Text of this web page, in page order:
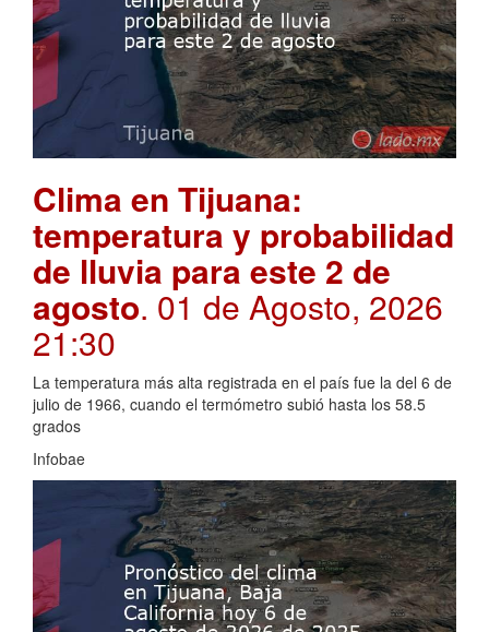
Clima en Tijuana:
temperatura y probabilidad
de lluvia para este 2 de
agosto. 01 de Agosto, 2026
21:30
La temperatura más alta registrada en el país fue la del 6 de
julio de 1966, cuando el termómetro subió hasta los 58.5
grados
Infobae